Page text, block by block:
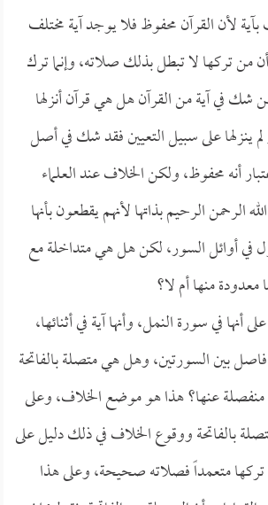
لأن القرآن محفوظ فلا يوجد آية مختلف
من تركها لا تبطل بذلك صلاته، وإنما ترك
شك في آية من القرآن هل هي قرآن أنزلها
ينزلها على سبيل التعيين فقد شك في أصل
أنه محفوظ، ولكن الخلاف عند العلماء
الرحمن الرحيم بذاتها لأنهم يقطعون بأنها
في أوائل السور، لكن هل هي متداخلة مع
منها أم لا؟
في سورة النمل، وأنها آية في أثنائها،
بين السورتين، وهل هي متصلة بالفاتحة
أم منفصلة عنها؟ هذا هو موضع الخلاف، وعلى
بالفاتحة ووقوع الخلاف في ذلك دليل على
متعمداً فصلاته صحيحة، وعلى هذا